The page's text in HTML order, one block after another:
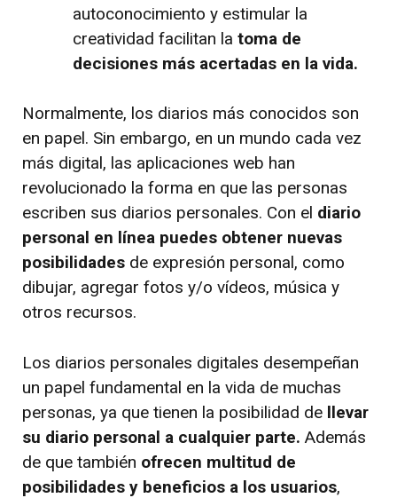
autoconocimiento y estimular la
creatividad facilitan la toma de
decisiones más acertadas en la vida.
Normalmente, los diarios más conocidos son
en papel. Sin embargo, en un mundo cada vez
más digital, las aplicaciones web han
revolucionado la forma en que las personas
escriben sus diarios personales. Con el diario
personal en línea puedes obtener nuevas
posibilidades de expresión personal, como
dibujar, agregar fotos y/o vídeos, música y
otros recursos.
Los diarios personales digitales desempeñan
un papel fundamental en la vida de muchas
personas, ya que tienen la posibilidad de llevar
su diario personal a cualquier parte. Además
de que también ofrecen multitud de
posibilidades y beneficios a los usuarios,